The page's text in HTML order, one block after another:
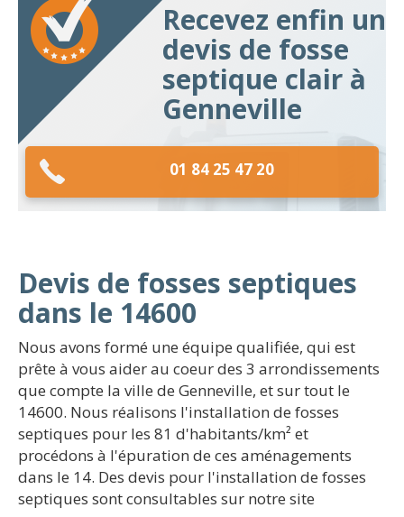
Recevez enfin un
devis de fosse
septique clair à
Genneville
01 84 25 47 20
Devis de fosses septiques
dans le 14600
Nous avons formé une équipe qualifiée, qui est
prête à vous aider au coeur des 3 arrondissements
que compte la ville de Genneville, et sur tout le
14600. Nous réalisons l'installation de fosses
septiques pour les 81 d'habitants/km² et
procédons à l'épuration de ces aménagements
dans le 14. Des devis pour l'installation de fosses
septiques sont consultables sur notre site